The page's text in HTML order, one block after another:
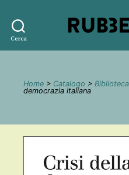
Cerca
Home > Catalogo >
democrazia italiana